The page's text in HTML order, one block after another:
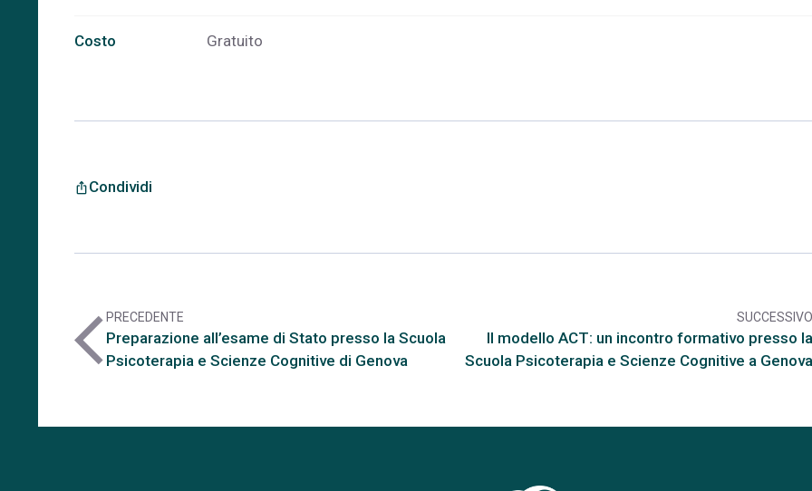
Costo Gratuito
ios_shareCondividi
arrow_back_iosPRECEDENTE
Preparazione all’esame di Stato presso la Scuola
Psicoterapia e Scienze Cognitive di Genova
SUCCESSIVO
Il modello ACT: un incontro formativo presso la
Scuola Psicoterapia e Scienze Cognitive a Genova